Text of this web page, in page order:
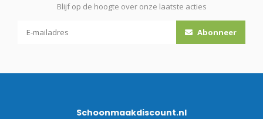
Blijf op de hoogte over onze laatste acties
Abonneer
Schoonmaakdiscount.nl